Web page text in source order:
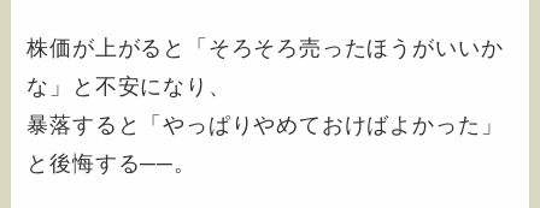
株価が上がると「そろそろ売ったほうがいいか
な」と不安になり、
暴落すると「やっぱりやめておけばよかった」
と後悔する──。